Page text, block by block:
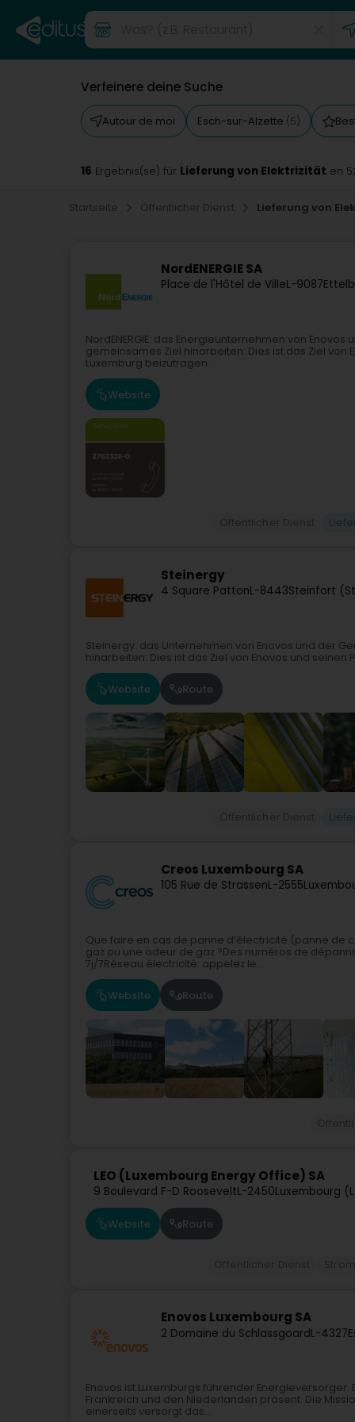
Verfeinere deine Suche
Autour de moi Esch-sur-Alzette (5)
16 Ergebnis(se) für Lieferung von Elektrizität en
Startseite Öffentlicher Dienst Lieferung von
NordENERGIE SA
Place de l'Hôtel de VilleL-9087
NordENERGIE: das Energieunternehmen von
gemeinsames Ziel hinarbeiten: Dies ist das Ziel von
Luxemburg beizutragen.
Website
Steinergy
4 Square PattonL-8443Steinfort
Steinergy: das Unternehmen von Enovos und der
hinarbeiten: Dies ist das Ziel von Enovos und
Website Route
Creos Luxembourg SA
105 Rue de StrassenL-2555
Que faire en cas de panne d’électricité (panne de
gaz ou une odeur de gaz ?Des numéros de
7j/7Réseau électricité: appelez le...
Website Route
LEO (Luxembourg Energy Office) SA
9 Boulevard F-D RooseveltL-2450Luxembourg
Website Route
Enovos Luxembourg SA
2 Domaine du SchlassgoardL-4327
Enovos ist Luxemburgs führender
Frankreich und den Niederlanden präsent. Die
einerseits versorgt das...